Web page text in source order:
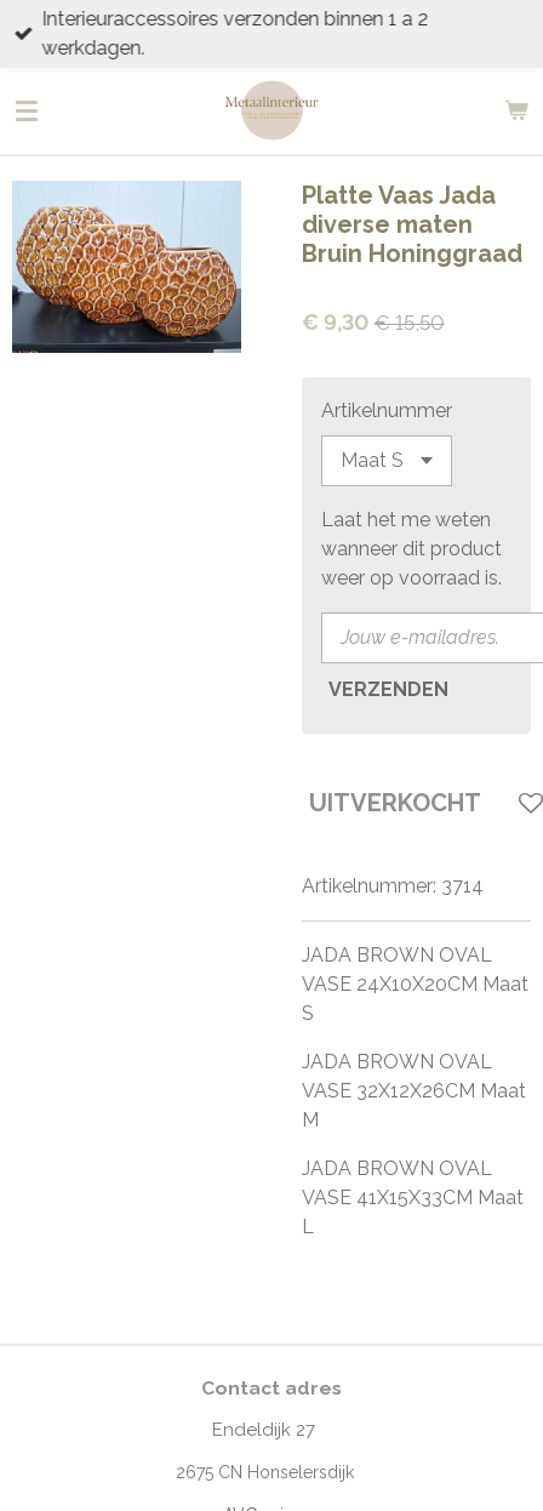
Ga
direct
de
Interieuraccessoires verzonden binnen 1 a 2
werkdagen.
Platte Vaas Jada
diverse maten
Bruin Honinggraad
€ 9,30 € 15,50
Artikelnummer
Laat het me weten
wanneer dit product
weer op voorraad is.
VERZENDEN
UITVERKOCHT
Artikelnummer: 3714
JADA BROWN OVAL
VASE 24X10X20CM Maat
S
JADA BROWN OVAL
VASE 32X12X26CM Maat
M
JADA BROWN OVAL
VASE 41X15X33CM Maat
L
Contact adres
Endeldijk 27
2675 CN Honselersdijk